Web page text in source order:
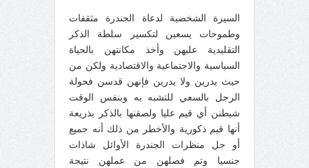
السيرة الشخصية لدعاة الجندرة مثقفات
وطموحات يسعين لتكسير سلطة الذكر
التقليدية عليهن وأخذ مكانتهن بالحياة
السياسية والاجتماعية والاقتصادية ولكن من
حيث يدرين ولا يدرين فإنهن قدسن فحولة
الرجل بالسعي للتشبه به وبنفس الوقت
شيطنن أي قيم عليا ولصقنها بالذكر بذريعة
أنها قيم ذكورية والأخطر من ذلك أنه جميع
أو جل منظرات الجندرة الأوائل شاذات
جنسيا وتم فصلهن من عملهن نتيجة